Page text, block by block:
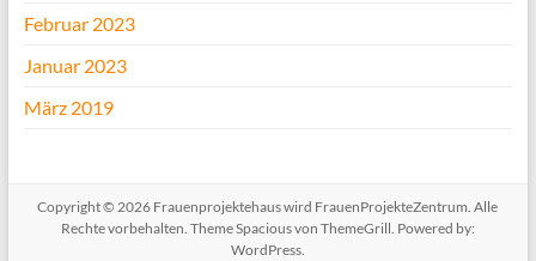
Februar 2023
Januar 2023
März 2019
Copyright © 2026 Frauenprojektehaus wird FrauenProjekteZentrum . Alle
Rechte vorbehalten. ThemeSpaciousvon ThemeGrill. Powered by:
WordPress.